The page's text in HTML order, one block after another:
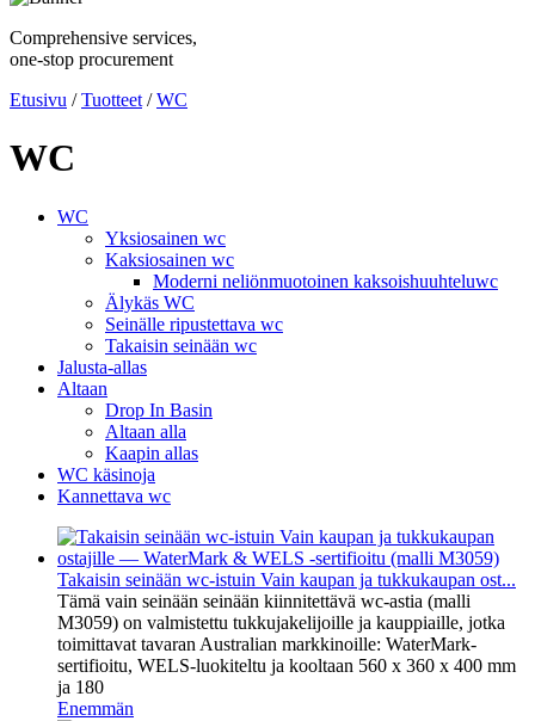
Comprehensive services,
one-stop procurement
Etusivu /Tuotteet /WC
WC
WC
Yksiosainen wc
Kaksiosainen wc
Moderni neliönmuotoinen kaksoishuuhteluwc
Älykäs WC
Seinälle ripustettava wc
Takaisin seinään wc
Jalusta-allas
Altaan
Drop In Basin
Altaan alla
Kaapin allas
WC käsinoja
Kannettava wc
Takaisin seinään wc-istuin Vain kaupan ja tukkukaupan ost...
Tämä vain seinään seinään kiinnitettävä wc-astia (malli
M3059) on valmistettu tukkujakelijoille ja kauppiaille, jotka
toimittavat tavaran Australian markkinoille: WaterMark-
sertifioitu, WELS-luokiteltu ja kooltaan 560 x 360 x 400 mm
ja 180
Enemmän